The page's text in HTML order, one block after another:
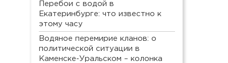
Перебои с водой в
Екатеринбурге: что известно к
этому часу
Водяное перемирие кланов: о
политической ситуации в
Каменске-Уральском – колонка